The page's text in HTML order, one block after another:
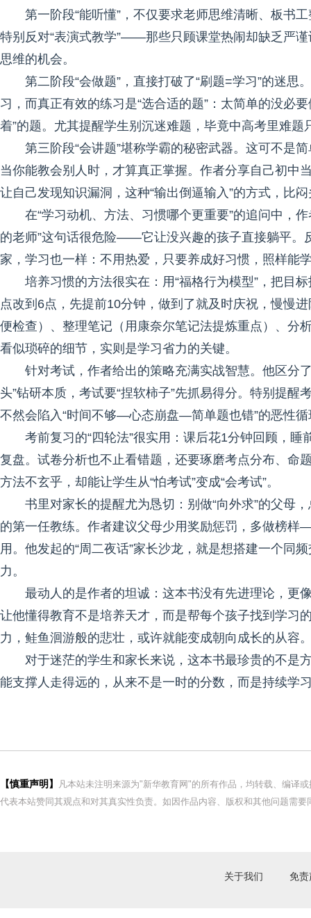
第一阶段“能听懂”，不仅要求老师思维清晰、板书
特别反对“表演式教学”——那些只顾课堂热闹却缺乏严
思维的机会。
第二阶段“会做题”，直接打破了“刷题=学习”的迷
习，而真正有效的练习是“选合适的题”：太简单的没必
着”的题。尤其提醒学生别沉迷难题，毕竟中高考里难
第三阶段“会讲题”堪称学霸的秘密武器。这可不是
当你能教会别人时，才算真正掌握。作者分享自己初中
让自己发现知识漏洞，这种“输出倒逼输入”的方式，比
在“学习动机、方法、习惯哪个更重要”的追问中，
的老师”这句话很危险——它让没兴趣的孩子直接躺平。
家，学习也一样：不用热爱，只要养成好习惯，照样能
培养习惯的方法很实在：用“福格行为模型”，把目
点改到6点，先提前10分钟，做到了就及时庆祝，慢慢
便检查）、整理笔记（用康奈尔笔记法提炼重点）、分
看似琐碎的细节，实则是学习省力的关键。
针对考试，作者给出的策略充满实战智慧。他区分
头”钻研本质，考试要“捏软柿子”先抓易得分。特别提
不然会陷入“时间不够—心态崩盘—简单题也错”的恶性循
考前复习的“四轮法”很实用：课后花1分钟回顾，
复盘。试卷分析也不止看错题，还要琢磨考点分布、命
方法不玄乎，却能让学生从“怕考试”变成“会考试”。
书里对家长的提醒尤为恳切：别做“向外求”的父母
的第一任教练。作者建议父母少用奖励惩罚，多做榜
用。他发起的“周二夜话”家长沙龙，就是想搭建一个同
力。
最动人的是作者的坦诚：这本书没有先进理论，
让他懂得教育不是培养天才，而是帮每个孩子找到学习
力，鲑鱼洄游般的悲壮，或许就能变成朝向成长的从容
对于迷茫的学生和家长来说，这本书最珍贵的不
能支撑人走得远的，从来不是一时的分数，而是持续学
【慎重声明】
凡本站未注明来源为"新华教育网"的所有作品，均转载、编译
代表本站赞同其观点和对其真实性负责。如因作品内容、版权和其他问题需
关于我们 免责